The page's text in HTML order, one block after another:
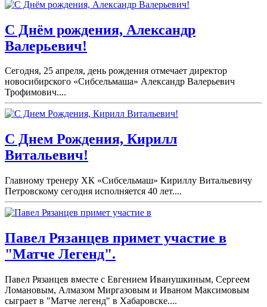
С Днём рождения, Александр
Валерьевич!
Сегодня, 25 апреля, день рождения отмечает директор
новосибирского «Сибсельмаша» Александр Валерьевич
Трофимович....
С Днем Рождения, Кирилл
Витальевич!
Главному тренеру ХК «Сибсельмаш» Кириллу Витальевичу
Петровскому сегодня исполняется 40 лет....
Павел Рязанцев примет участие в
"Матче Легенд".
Павел Рязанцев вместе с Евгением Иванушкиным, Сергеем
Ломановым, Алмазом Миргазовым и Иваном Максимовым
сыграет в "Матче легенд" в Хабаровске....